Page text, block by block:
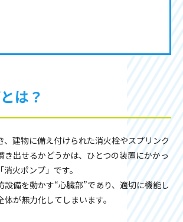
は？
、建物に備え付けられた消火栓やスプリンク
き出せるかどうかは、ひとつの装置にかかっ
火ポンプ」です。
設備を動かす“心臓部”であり、適切に機能し
が無力化してしまいます。